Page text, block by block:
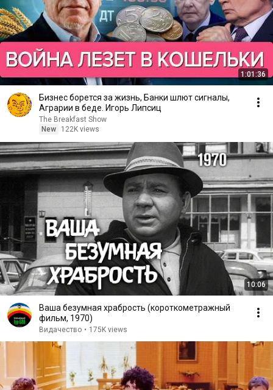
1:01:36
Бизнес борется за жизнь, Банки шлют сигналы,
Аграрии в беде. Игорь Липсиц
The Breakfast Show
New
122K views
10:06
Ваша безумная храбрость (короткометражный
фильм, 1970)
Видачество • 175K views